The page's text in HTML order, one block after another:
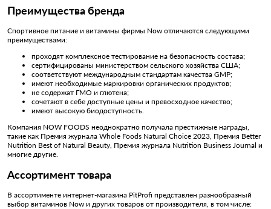
Преимущества бренда
Спортивное питание и витамины фирмы Now отличаются следующими
преимуществами:
проходят комплексное тестирование на безопасность состава;
сертифицированы министерством сельского хозяйства США;
соответствуют международным стандартам качества GMP;
имеют необходимые маркировки органических продуктов;
не содержат ГМО и глютена;
сочетают в себе доступные цены и превосходное качество;
имеют высокую биодоступность.
Компания NOW FOODS неоднократно получала престижные награды,
такие как Премия журнала Whole Foods Natural Choice 2023, Премия Better
Nutrition Best of Natural Beauty, Премия журнала Nutrition Business Journal и
многие другие.
Ассортимент товара
В ассортименте интернет-магазина PitProfi представлен разнообразный
выбор витаминов Now и других товаров от производителя, в том числе: